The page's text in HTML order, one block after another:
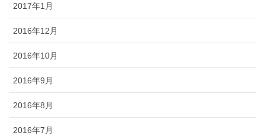
2017年1月
2016年12月
2016年10月
2016年9月
2016年8月
2016年7月